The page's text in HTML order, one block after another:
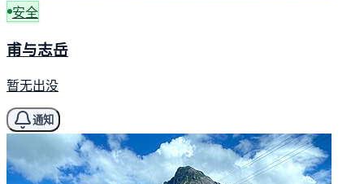
安全
甫与志岳
暂无出没
通知